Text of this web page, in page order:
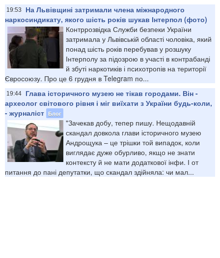
19:53
На Львівщині затримали члена міжнародного
наркосиндикату, якого шість років шукав Інтерпол (фото)
Контррозвідка Служби безпеки України
затримала у Львівській області чоловіка, який
понад шість років перебував у розшуку
Інтерполу за підозрою в участі в контрабанді
й збуті наркотиків і психотропів на території
Євросоюзу. Про це 6 грудня в Telegram по...
19:44
Глава історичного музею не тікав городами. Він -
археолог світового рівня і міг виїхати з України будь-коли,
- журналіст Блог
"Зачекав добу, тепер пишу. Нещодавній
скандал довкола глави історичного музею
Андрощука – це трішки той випадок, коли
виглядає дуже обурливо, якщо не знати
контексту й не мати додаткової інфи. І от
питання до пані депутатки, що скандал здійняла: чи мал...